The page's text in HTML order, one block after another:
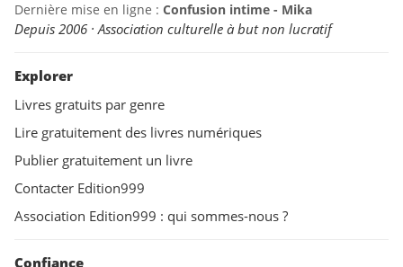
Dernière mise en ligne : Confusion intime - Mika
Depuis 2006 · Association culturelle à but non lucratif
Explorer
Livres gratuits par genre
Lire gratuitement des livres numériques
Publier gratuitement un livre
Contacter Edition999
Association Edition999 : qui sommes-nous ?
Confiance